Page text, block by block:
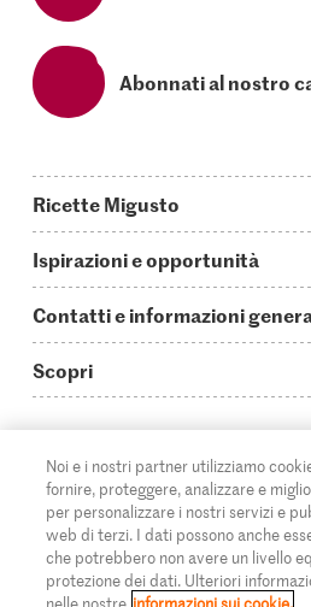
Abonnati al nostro
Ricette Migusto
Oggi cucino
Piatti principali
Ricette semplici & veloci
Ricette al forno
Ricette per famiglie & bambini
Tutte le ricette
Ispirazioni e opportunità
Storie
Video How to
Login Migusto
Rivista Migusto
Contatti e informazioni
Guida alle abbreviazioni
Contatti
Pubblicità
Impressum
Scopri
Migros Online
A proposito della Migros
Filiali
© 2026 Federazione delle cooperative
Noi e i nostri partner utilizziamo
fornire, proteggere, analizzare e
per personalizzare i nostri servizi e
web di terzi. I dati possono anche
che potrebbero non avere un livello
protezione dei dati. Ulteriori